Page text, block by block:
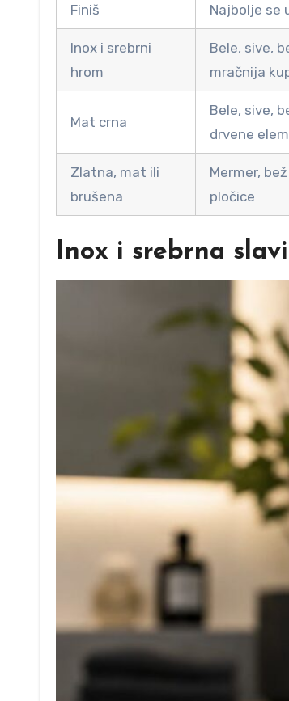
Finiš Najbolje se
Inox i srebrni
hrom
Bele, sive,
mračnija
Mat crna
Bele, sive,
drvene
Zlatna, mat ili
brušena
Mermer,
pločice
Inox i srebrna